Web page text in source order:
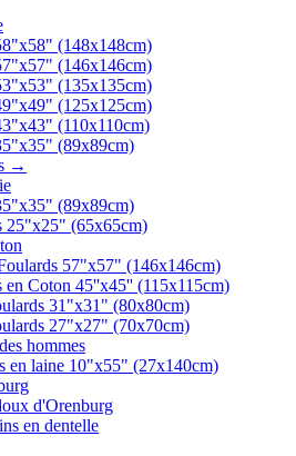
(148x148cm)
(146x146cm)
(135x135cm)
(125x125cm)
(110x110cm)
(89x89cm)
→
(89x89cm)
25"x25" (65x65cm)
57"x57" (146x146cm)
en Coton 45''x45'' (115x115cm)
31"x31" (80x80cm)
27"x27" (70x70cm)
hommes
en laine 10"x55" (27x140cm)
d'Orenburg
en dentelle